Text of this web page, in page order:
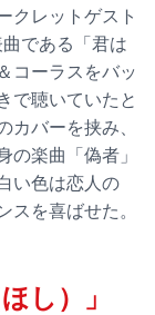
クレットゲスト
である「君は
コーラスをバッ
で聴いていたと
バーを挟み、
楽曲「偽者」
い色は恋人の
を喜ばせた。
し）」